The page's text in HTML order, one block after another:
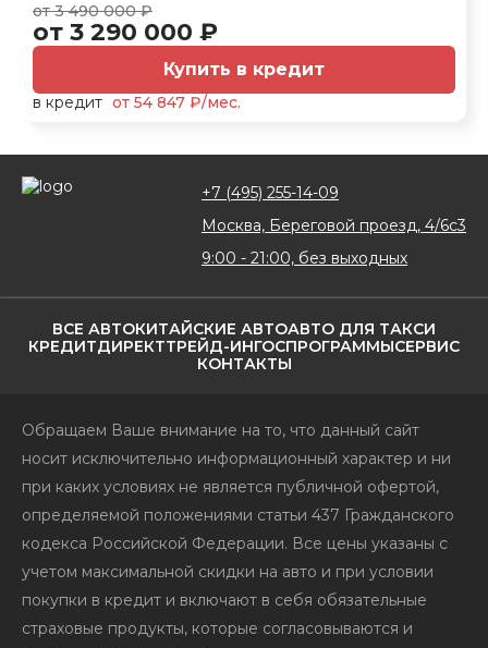
от 3 490 000 ₽
от 3 290 000 ₽
Купить в кредит
в кредит от 54 847 ₽/мес.
ВСЕ АВТОКИТАЙСКИЕ АВТОАВТО ДЛЯ ТАКСИ
КРЕДИТДИРЕКТТРЕЙД-ИНГОСПРОГРАММЫСЕРВИС
КОНТАКТЫ
+7 (495) 255-14-09
Москва, Береговой проезд, 4/6с3
9:00 - 21:00, без выходных
Обращаем Ваше внимание на то, что данный сайт
носит исключительно информационный характер и ни
при каких условиях не является публичной офертой,
определяемой положениями статьи 437 Гражданского
кодекса Российской Федерации. Все цены указаны с
учетом максимальной скидки на авто и при условии
покупки в кредит и включают в себя обязательные
страховые продукты, которые согласовываются и